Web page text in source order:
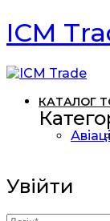
ICM
КАТАЛОГ
Увійти